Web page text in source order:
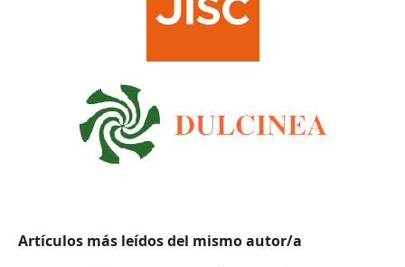
Artículos más leídos del mismo autor/a